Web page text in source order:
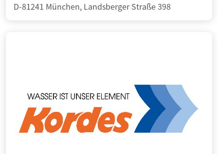
D-81241 München, Landsberger Straße 398